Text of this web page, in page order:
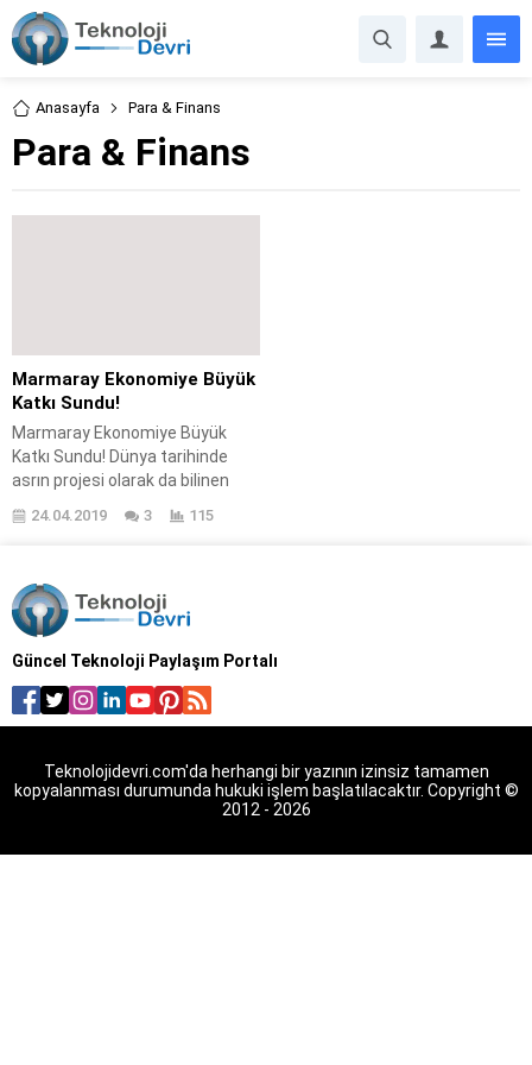
Anasayfa Para & Finans
Para & Finans
Marmaray Ekonomiye Büyük
Katkı Sundu!
Marmaray Ekonomiye Büyük
Katkı Sundu! Dünya tarihinde
asrın projesi olarak da bilinen
büyük katkı ile dikkatleri üzerine
Marmaray açıldığı günden bu
zamana kadar 800 milyon türk
tespit edildi. İstanbul için
ekonomik olarak önemli bir...
24.04.2019 3 115
Güncel Teknoloji Paylaşım Portalı
Teknolojidevri.com'da herhangi bir yazının izinsiz tamamen
kopyalanması durumunda hukuki işlem başlatılacaktır. Copyright ©
2012 - 2026